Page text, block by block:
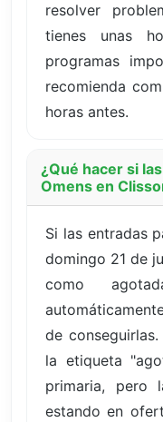
resolver
tienes unas
programas
recomienda
horas antes.
¿Qué hacer si
Omens en
Si las entradas
domingo 21 de
como
de
la etiqueta
primaria, pero
estando en